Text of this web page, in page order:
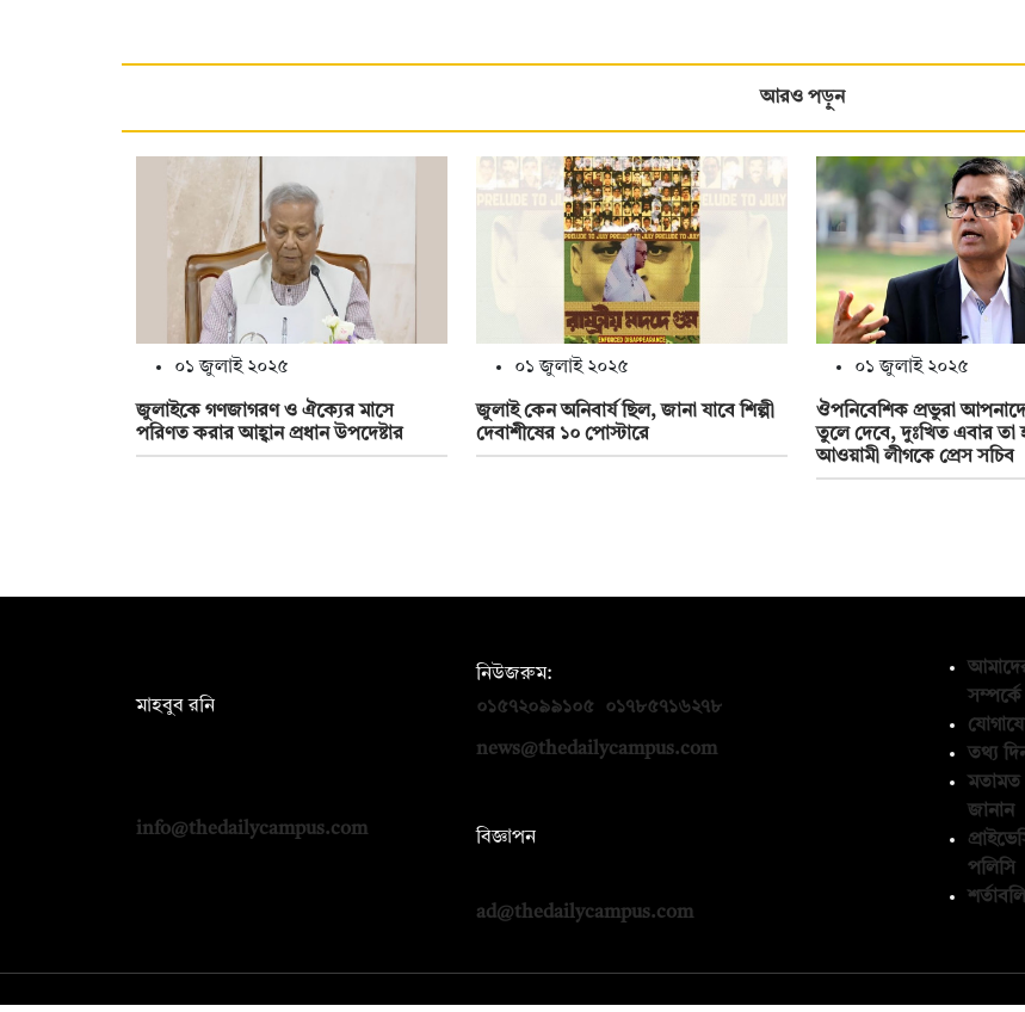
আরও পড়ুন
০১ জুলাই ২০২৫
জুলাইকে গণজাগরণ ও ঐক্যের মাসে
পরিণত করার আহ্বান প্রধান উপদেষ্টার
০১ জুলাই ২০২৫
জুলাই কেন অনিবার্য ছিল, জানা যাবে শিল্পী
দেবাশীষের ১০ পোস্টারে
০১ জুলাই ২০২৫
ঔপনিবেশিক প্রভুরা
তুলে দেবে, দুঃখিত এবার তা
আওয়ামী লীগকে প্রেস সচিব
মাহবুব রনি
info@thedailycampus.com
নিউজরুম:
০১৫৭২০৯৯১০৫
০১৭৮৫৭১৬২৭৮
news@thedailycampus.com
বিজ্ঞাপন
ad@thedailycampus.com
সম্পর্কে
তথ্য
মতামত
জানান
পলিসি
শর্তাবলি